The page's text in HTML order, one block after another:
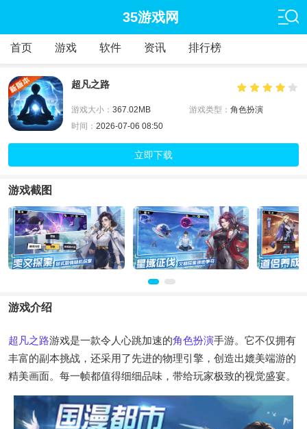
35游戏网
首页 游戏 软件 资讯 排行榜
超凡之路
游戏大小： 367.02MB 游戏类型： 角色扮演
时间： 2026-07-06 08:50
立即下载
游戏截图
游戏介绍
超凡之路游戏是一款令人心跳加速的角色扮演手游。它不仅拥有
丰富的副本挑战，还采用了先进的物理引擎，创造出媲美端游的
精美画面。每一帧都值得细细品味，带给玩家极致的视觉盛宴。